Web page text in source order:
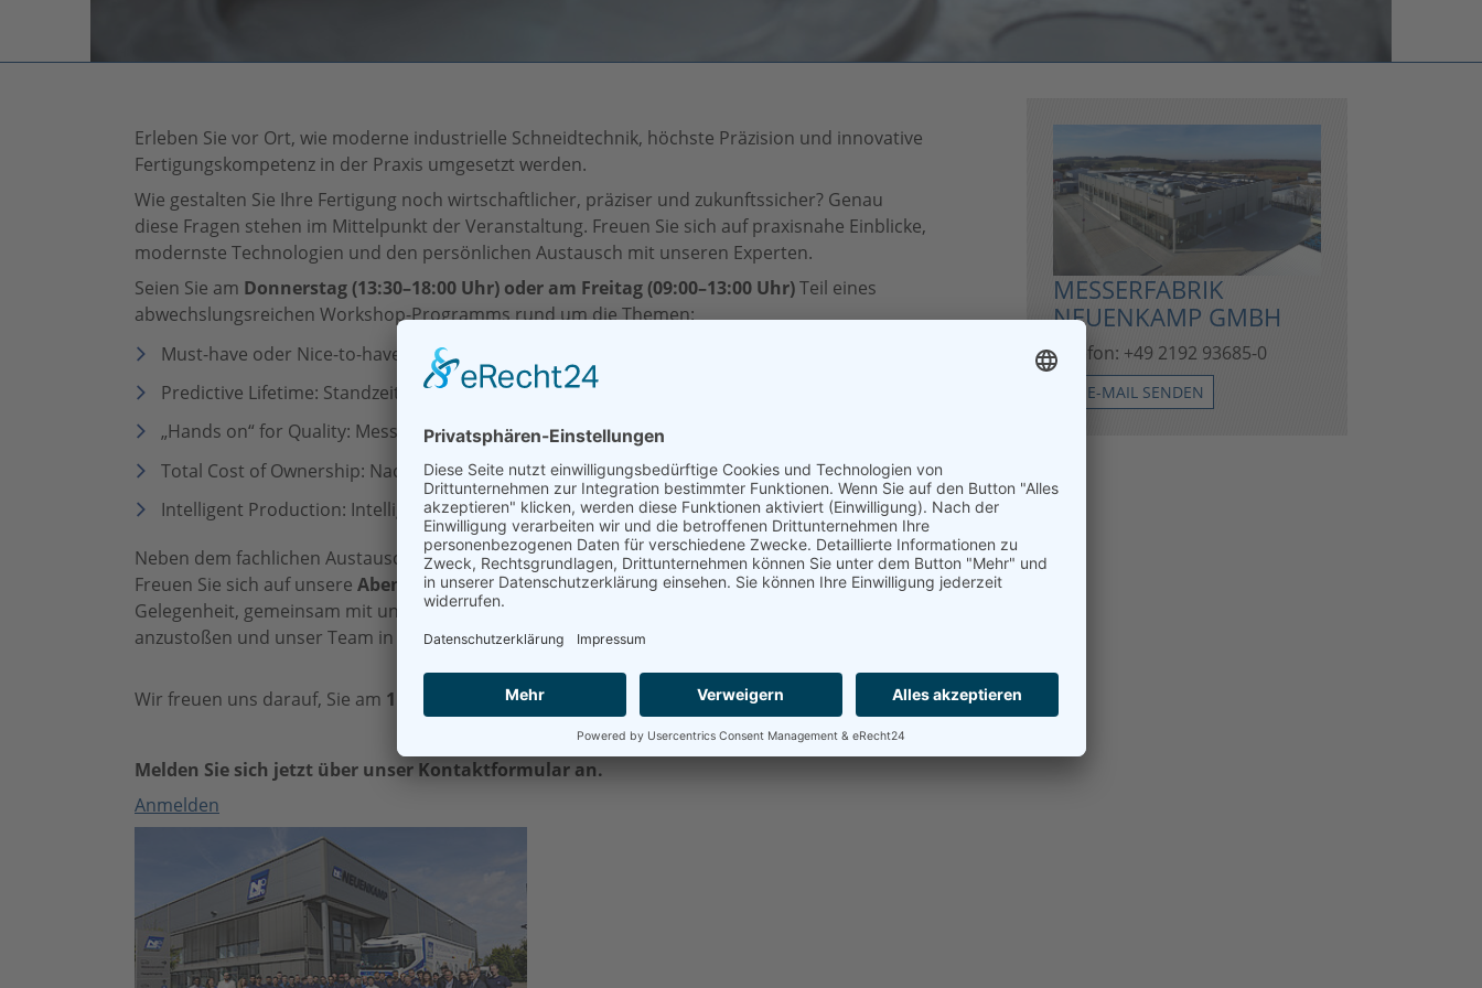
Erleben Sie vor Ort, wie moderne industrielle Schneidtechnik, höchste Präzision und innovative
Fertigungskompetenz in der Praxis umgesetzt werden.
Wie gestalten Sie Ihre Fertigung noch wirtschaftlicher, präziser und zukunftssicher? Genau
diese Fragen stehen im Mittelpunkt der Veranstaltung. Freuen Sie sich auf praxisnahe Einblicke,
modernste Technologien und den persönlichen Austausch mit unseren Experten.
Seien Sie am Donnerstag (13:30–18:00 Uhr) oder am Freitag (09:00–13:00 Uhr)Teil eines
abwechslungsreichen Workshop-Programms rund um die Themen:
Must-have oder Nice-to-have? Präzision, Toleranzen & Schnittqualität
Predictive Lifetime: Standzeitoptimierung bei unterschiedlichen Schneidanwendungen
„Hands on“ for Quality: Messen von Präzisionstoleranzen & Richten von Ebenheiten
Total Cost of Ownership: Nachschleifen, Neugummieren & Handling
Intelligent Production: Intelligentes Werkzeugsetup & Produktneuheiten
Neben dem fachlichen Austausch soll auch der persönliche Austausch nicht zu kurz kommen.
Freuen Sie sich auf unsere Abendveranstaltung am Donnerstag ab 18:00 Uhr. Nutzen Sie die
Gelegenheit, gemeinsam mit uns auf inzwischen mehr als 100 Jahre Messerfabrik Neuenkamp
anzustoßen und unser Team in entspannter Atmosphäre kennenzulernen.
Wir freuen uns darauf, Sie am 1. / 2. Oktober 2026 in Hückeswagen begrüßen zu dürfen.
Melden Sie sich jetzt über unser Kontaktformular an.
Anmelden
MESSERFABRIK
NEUENKAMP GMBH
Telefon: +49 2192 93685-0
E-MAIL SENDEN